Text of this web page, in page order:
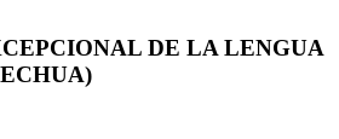
DE LA LENGUA